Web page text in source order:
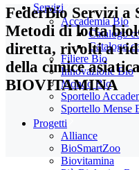
Servizi
Accademia Bio
Catalogo
Catalogo
Filiere Bio
Innovazione Bio
Mondo Bio
Sportello
Sportello Mense
Progetti
Alliance
BioSmartZoo
Biovitamina
FederBio Servizi a
Metodi di lotta
diretta, rivolti a
della cimice
BIOVITAMINA